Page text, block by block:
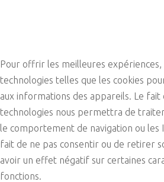
Pour offrir les meilleures expériences,
technologies telles que les cookies
aux informations des appareils. Le fait
technologies nous permettra de
le comportement de navigation ou les
fait de ne pas consentir ou de retirer
avoir un effet négatif sur certaines
fonctions.